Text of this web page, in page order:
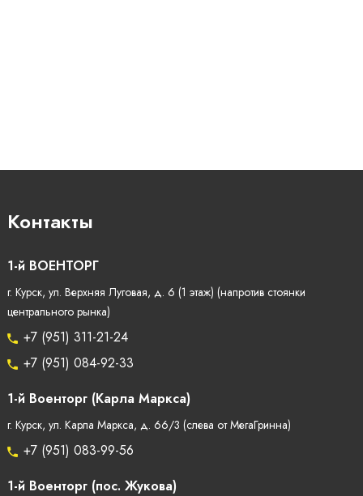
Контакты
1-й ВОЕНТОРГ
г. Курск, ул. Верхняя Луговая, д. 6 (1 этаж) (напротив стоянки
центрального рынка)
+7 (951) 311-21-24
+7 (951) 084-92-33
1-й Военторг (Карла Маркса)
г. Курск, ул. Карла Маркса, д. 66/3 (слева от МегаГринна)
+7 (951) 083-99-56
1-й Военторг (пос. Жукова)